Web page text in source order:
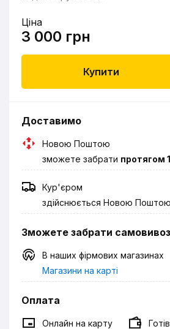
Ціна
3 000 грн
Купити
Доставимо
Новою Поштою
зможете забрати протягом
Кур'єром
здійснюється Новою Поштою
Зможете забрати
В наших фірмових магазинах
Магазини на карті
Оплата
Онлайн на карту